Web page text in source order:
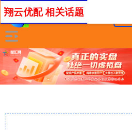
翔云优配 相关话题